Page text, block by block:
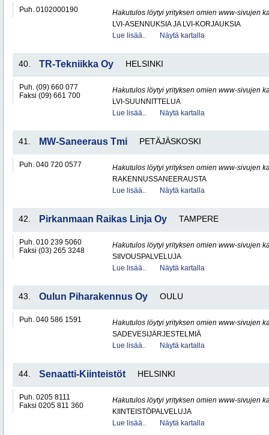
Puh. 0102000190
Hakutulos löytyi yrityksen omien www-sivujen
LVI-ASENNUKSIA JA LVI-KORJAUKSIA
Lue lisää..
Näytä kartalla
40. TR-Tekniikka Oy HELSINKI
Puh. (09) 660 077
Faksi (09) 661 700
Hakutulos löytyi yrityksen omien www-sivujen
LVI-SUUNNITTELUA
Lue lisää..
Näytä kartalla
41. MW-Saneeraus Tmi PETÄJÄSKOSKI
Puh. 040 720 0577
Hakutulos löytyi yrityksen omien www-sivujen
RAKENNUSSANEERAUSTA
Lue lisää..
Näytä kartalla
42. Pirkanmaan Raikas Linja Oy TAMPERE
Puh. 010 239 5060
Faksi (03) 265 3248
Hakutulos löytyi yrityksen omien www-sivujen
SIIVOUSPALVELUJA
Lue lisää..
Näytä kartalla
43. Oulun Piharakennus Oy OULU
Puh. 040 586 1591
Hakutulos löytyi yrityksen omien www-sivujen
SADEVESIJÄRJESTELMIÄ
Lue lisää..
Näytä kartalla
44. Senaatti-Kiinteistöt HELSINKI
Puh. 0205 8111
Faksi 0205 811 360
Hakutulos löytyi yrityksen omien www-sivujen
KIINTEISTÖPALVELUJA
Lue lisää..
Näytä kartalla